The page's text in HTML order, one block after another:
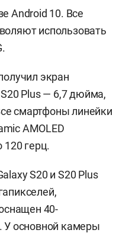
Android 10. Все
использовать
экран
Plus — 6,7 дюйма,
смартфоны линейки
AMOLED
120 герц.
S20 и S20 Plus
40-
У основной камеры